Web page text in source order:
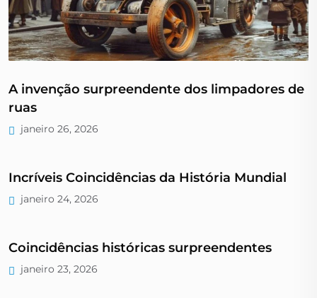
A invenção surpreendente dos limpadores de
ruas
janeiro 26, 2026
Incríveis Coincidências da História Mundial
janeiro 24, 2026
Coincidências históricas surpreendentes
janeiro 23, 2026